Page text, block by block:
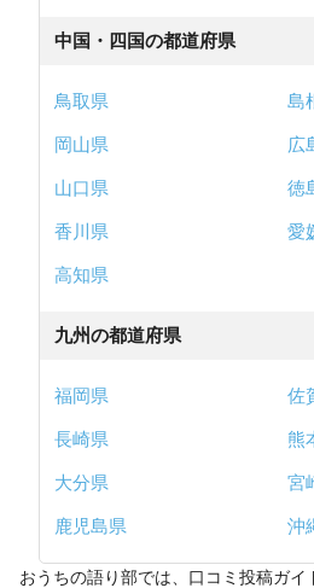
中国・四国の都道府県
鳥取県
島
岡山県
広
山口県
徳
香川県
愛
高知県
九州の都道府県
福岡県
佐
長崎県
熊
大分県
宮
鹿児島県
沖
おうちの語り部では、口コミ投稿ガ